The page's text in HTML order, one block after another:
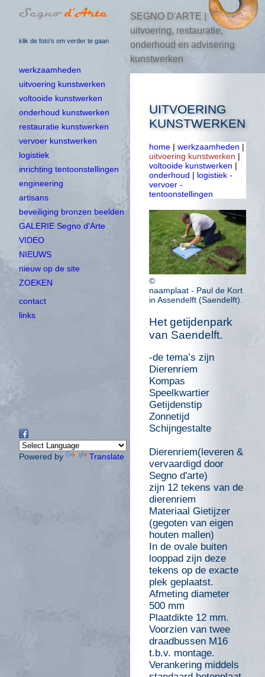
klik de foto's om verder te gaan
SEGNO D'ARTE |
uitvoering, restauratie,
onderhoud en advisering
kunstwerken
werkzaamheden
uitvoering kunstwerken
voltooide kunstwerken
onderhoud kunstwerken
restauratie kunstwerken
vervoer kunstwerken
logistiek
inrichting tentoonstellingen
engineering
artisans
beveiliging bronzen beelden
GALERIE Segno d'Arte
VIDEO
NIEUWS
nieuw op de site
ZOEKEN
contact
links
Powered by Translate
UITVOERING
KUNSTWERKEN
home | werkzaamheden |
uitvoering kunstwerken |
voltooide kunstwerken |
onderhoud | logistiek -
vervoer -
tentoonstellingen
©
naamplaat - Paul de Kort
in Assendelft (Saendelft).
Het getijdenpark
van Saendelft.
-de tema’s zijn
Dierenriem
Kompas
Speelkwartier
Getijdenstip
Zonnetijd
Schijngestalte
Dierenriem(leveren &
vervaardigd door
Segno d'arte)
zijn 12 tekens van de
dierenriem
Materiaal Gietijzer
(gegoten van eigen
houten mallen)
In de ovale buiten
looppad zijn deze
tekens op de exacte
plek geplaatst.
Afmeting diameter
500 mm
Plaatdikte 12 mm.
Voorzien van twee
draadbussen M16
t.b.v. montage.
Verankering middels